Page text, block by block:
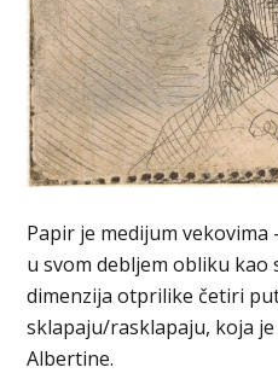
Papir je medijum
u svom debljem obliku
dimenzija otprilike četiri
sklapaju/rasklapaju, koja
Albertine.